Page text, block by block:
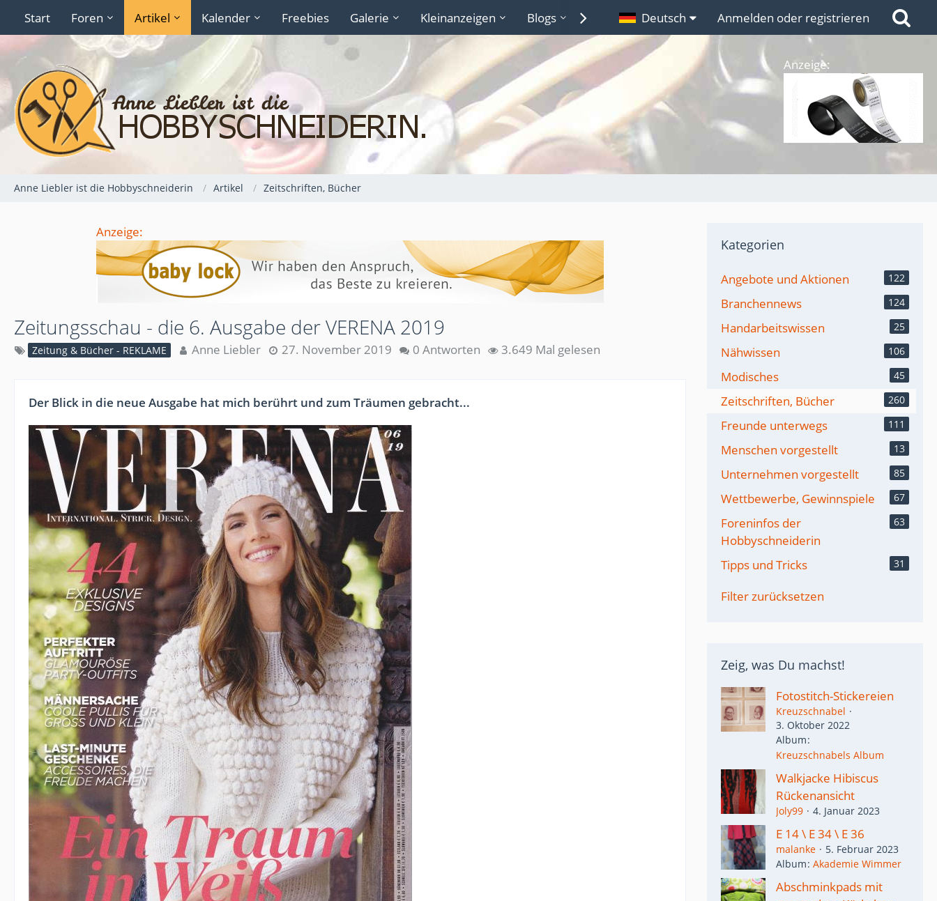
Start Foren Artikel Kalender Freebies Galerie Kleinanzeigen Blogs Lexikon Links
Deutsch Anmelden oder registrieren
Anzeige:
Anne Liebler ist die Hobbyschneiderin Artikel Zeitschriften, Bücher
Anzeige:
Zeitungsschau - die 6. Ausgabe der VERENA 2019
Zeitung & Bücher - REKLAME Anne Liebler 27. November 2019 0 Antworten 3.649 Mal gelesen
Der Blick in die neue Ausgabe hat mich berührt und zum Träumen gebracht...
Kategorien
Angebote und Aktionen 122
Branchennews 124
Handarbeitswissen 25
Nähwissen 106
Modisches 45
Zeitschriften, Bücher 260
Freunde unterwegs 111
Menschen vorgestellt 13
Unternehmen vorgestellt 85
Wettbewerbe, Gewinnspiele 67
Foreninfos der
Hobbyschneiderin
63
Tipps und Tricks 31
Filter zurücksetzen
Zeig, was Du machst!
Fotostitch-Stickereien
Kreuzschnabel
3. Oktober 2022
Album
Kreuzschnabels Album
Walkjacke Hibiscus
Rückenansicht
Joly99 4. Januar 2023
E 14 \ E 34 \ E 36
malanke
5. Februar 2023
Album Akademie Wimmer
Abschminkpads mit